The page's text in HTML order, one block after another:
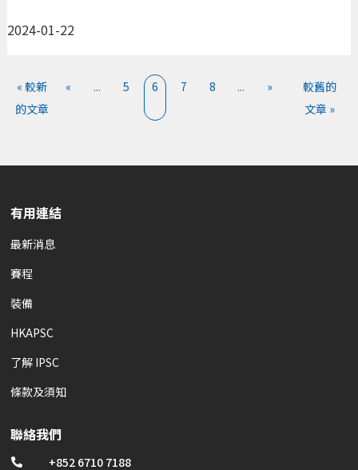
2024-01-22
« 較新
的文章
« ... 5 6 7 8 ... »
較舊的
文章 »
有用連結
最新消息
賽程
裝備
HKAPSC
了解 IPSC
條款及須知
聯絡我們
 +852 6710 7188